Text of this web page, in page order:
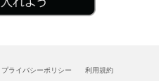
プライバシーポリシー 利用規約